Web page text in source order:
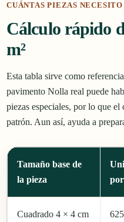
CUÁNTAS PIEZAS NECESITO
Cálculo rápido
m²
Esta tabla sirve como
pavimento Nolla real puede
piezas especiales, por lo que
patrón. Aun así, ayuda a
Tamaño base de
la pieza
Cuadrado 4 × 4 cm